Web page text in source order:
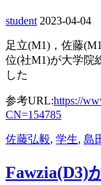
student 2023-04-04
足立(M1)，佐藤
位(社M1)が大学院
した
参考URL:https://
CN=154785
佐藤弘毅, 学生, 島
Fawzia(D3)